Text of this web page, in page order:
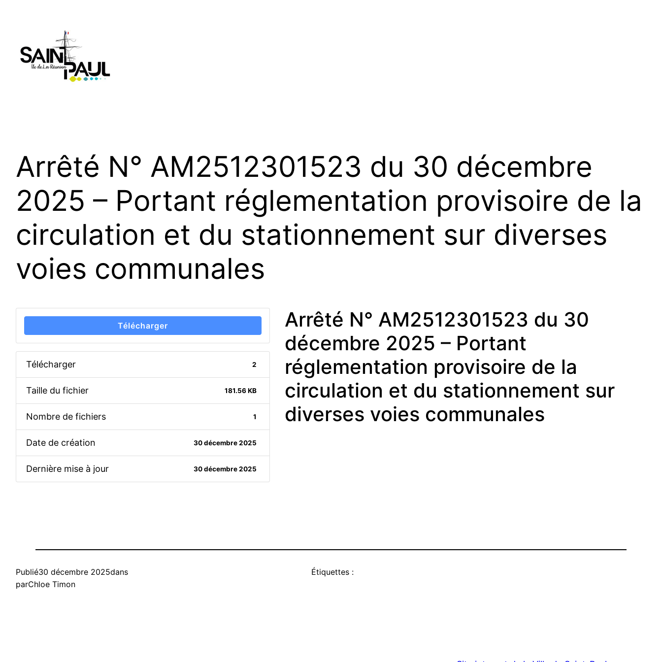
Arrêté N° AM2512301523 du 30 décembre
2025 – Portant réglementation provisoire de la
circulation et du stationnement sur diverses
voies communales
Télécharger
Télécharger 2
Taille du fichier 181.56 KB
Nombre de fichiers 1
Date de création 30 décembre 2025
Dernière mise à jour 30 décembre 2025
Arrêté N° AM2512301523 du 30
décembre 2025 – Portant
réglementation provisoire de la
circulation et du stationnement sur
diverses voies communales
Publié30 décembre 2025dans
parChloe Timon
Étiquettes :